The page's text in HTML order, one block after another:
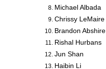
Michael Albada
Chrissy LeMaire
Brandon Abshire
Rishal Hurbans
Jun Shan
Haibin Li